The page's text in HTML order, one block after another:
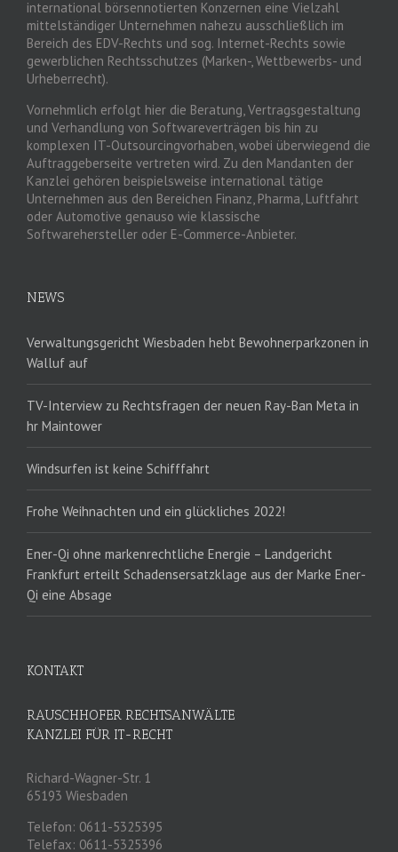
international börsennotierten Konzernen eine Vielzahl
mittelständiger Unternehmen nahezu ausschließlich im
Bereich des EDV-Rechts und sog. Internet-Rechts sowie
gewerblichen Rechtsschutzes (Marken-, Wettbewerbs- und
Urheberrecht).
Vornehmlich erfolgt hier die Beratung, Vertragsgestaltung
und Verhandlung von Softwareverträgen bis hin zu
komplexen IT-Outsourcingvorhaben, wobei überwiegend die
Auftraggeberseite vertreten wird. Zu den Mandanten der
Kanzlei gehören beispielsweise international tätige
Unternehmen aus den Bereichen Finanz, Pharma, Luftfahrt
oder Automotive genauso wie klassische
Softwarehersteller oder E-Commerce-Anbieter.
NEWS
Verwaltungsgericht Wiesbaden hebt Bewohnerparkzonen in
Walluf auf
TV-Interview zu Rechtsfragen der neuen Ray-Ban Meta in
hr Maintower
Windsurfen ist keine Schifffahrt
Frohe Weihnachten und ein glückliches 2022!
Ener-Qi ohne markenrechtliche Energie – Landgericht
Frankfurt erteilt Schadensersatzklage aus der Marke Ener-
Qi eine Absage
KONTAKT
RAUSCHHOFER RECHTSANWÄLTE
KANZLEI FÜR IT-RECHT
Richard-Wagner-Str. 1
65193 Wiesbaden
Telefon: 0611-5325395
Telefax: 0611-5325396